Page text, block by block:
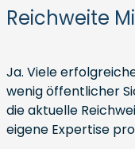
Reichweite
Ja. Viele
wenig öffentlicher
die aktuelle
eigene Expertise